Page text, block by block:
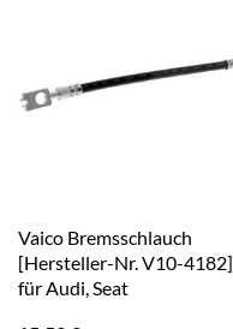
Vaico Bremsschlauch
[Hersteller-Nr. V10-4182]
für Audi, Seat